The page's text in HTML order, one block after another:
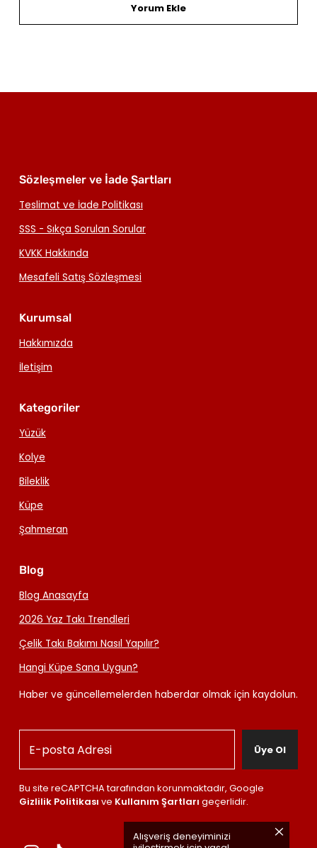
Alışveriş deneyiminizi
Yorum Ekle
Sözleşmeler ve İade Şartları
Teslimat ve İade Politikası
SSS - Sıkça Sorulan Sorular
KVKK Hakkında
Mesafeli Satış Sözleşmesi
Kurumsal
Hakkımızda
İletişim
Kategoriler
Yüzük
Kolye
Bileklik
Küpe
Şahmeran
Blog
Blog Anasayfa
2026 Yaz Takı Trendleri
Çelik Takı Bakımı Nasıl Yapılır?
Hangi Küpe Sana Uygun?
Haber ve güncellemelerden haberdar olmak için kaydolun.
Üye Ol
Bu site reCAPTCHA tarafından korunmaktadır, Google
Gizlilik Politikası ve Kullanım Şartları geçerlidir.